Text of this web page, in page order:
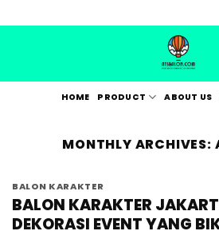
to
HOME PRODUCT ABOUT US
MONTHLY ARCHIVES:
BALON KARAKTER
BALON KARAKTER
DEKORASI EVENT YANG